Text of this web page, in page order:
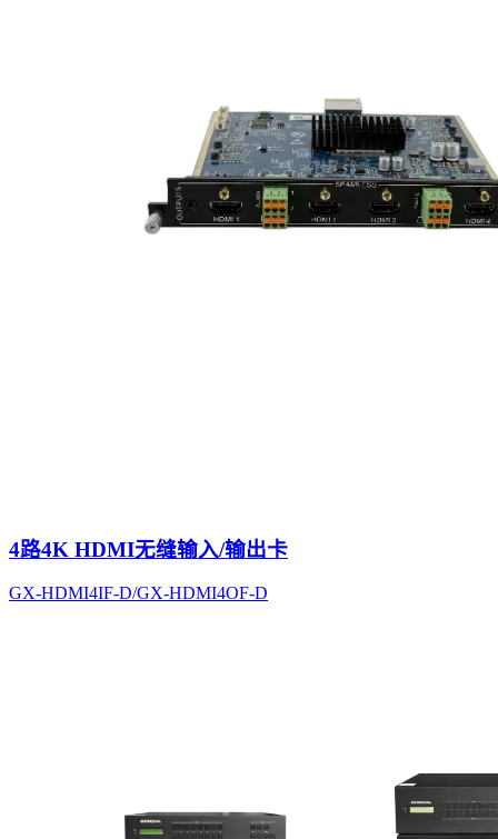
4路4K HDMI无缝输入/输出卡
GX-HDMI4IF-D/GX-HDMI4OF-D